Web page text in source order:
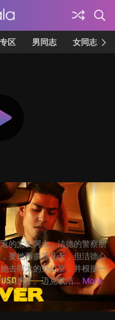
区 男同志 女同志
的丈夫阿太，洁德的警察朋
要她再多等几天，但洁德心
去阿太的办公室，并根据一
的房子。迈克载洁... More